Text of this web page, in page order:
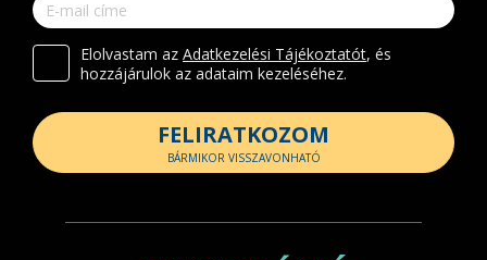
Elolvastam az Adatkezelési Tájékoztatót, és
hozzájárulok az adataim kezeléséhez.
FELIRATKOZOM
BÁRMIKOR VISSZAVONHATÓ